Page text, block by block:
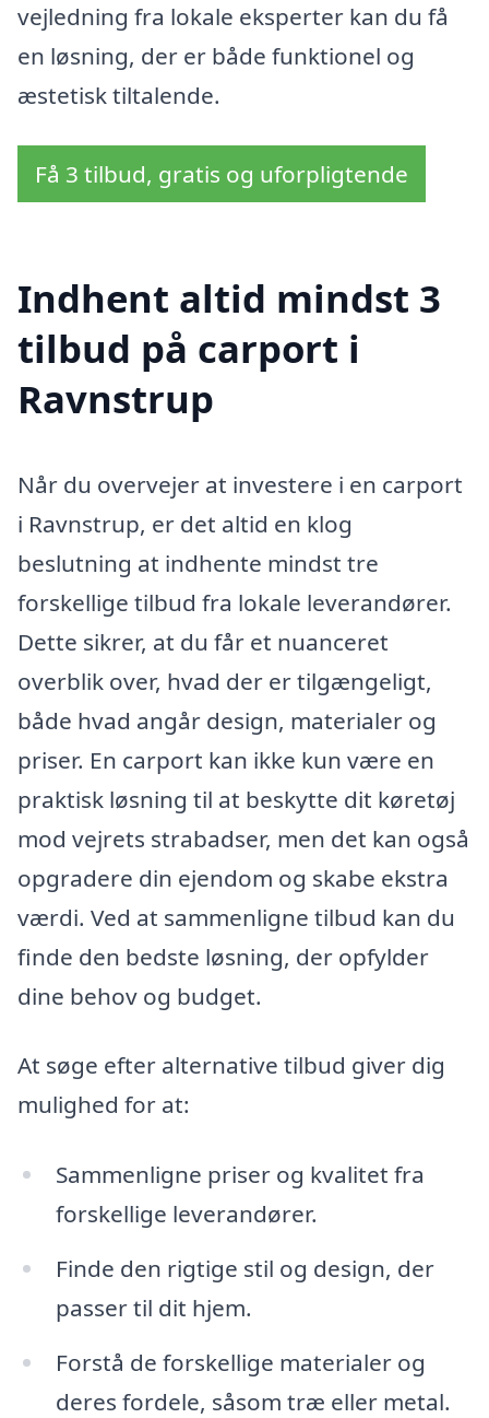
vejledning fra lokale eksperter kan du få
en løsning, der er både funktionel og
æstetisk tiltalende.
Få 3 tilbud, gratis og uforpligtende
Indhent altid mindst 3
tilbud på carport i
Ravnstrup
Når du overvejer at investere i en carport
i Ravnstrup, er det altid en klog
beslutning at indhente mindst tre
forskellige tilbud fra lokale leverandører.
Dette sikrer, at du får et nuanceret
overblik over, hvad der er tilgængeligt,
både hvad angår design, materialer og
priser. En carport kan ikke kun være en
praktisk løsning til at beskytte dit køretøj
mod vejrets strabadser, men det kan også
opgradere din ejendom og skabe ekstra
værdi. Ved at sammenligne tilbud kan du
finde den bedste løsning, der opfylder
dine behov og budget.
At søge efter alternative tilbud giver dig
mulighed for at:
Sammenligne priser og kvalitet fra
forskellige leverandører.
Finde den rigtige stil og design, der
passer til dit hjem.
Forstå de forskellige materialer og
deres fordele, såsom træ eller metal.